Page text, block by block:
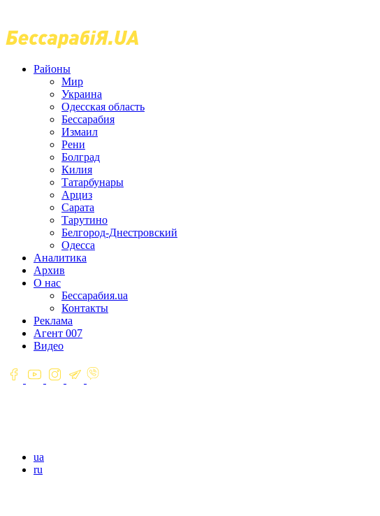
Районы
Мир
Украина
Одесская область
Бессарабия
Измаил
Рени
Болград
Килия
Татарбунары
Арциз
Сарата
Тарутино
Белгород-Днестровский
Одесса
Аналитика
Архив
О нас
Бессарабия.ua
Контакты
Реклама
Агент 007
Видео
ua
ru